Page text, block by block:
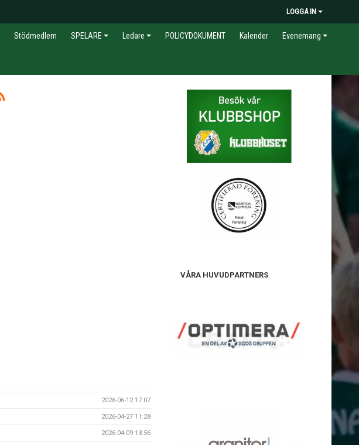
LOGGA IN
Stödmedlem SPELARE Ledare POLICYDOKUMENT Kalender Evenemang
2026-06-12 17:07
2026-04-27 11:28
2026-04-09 13:56
VÅRA HUVUDPARTNERS